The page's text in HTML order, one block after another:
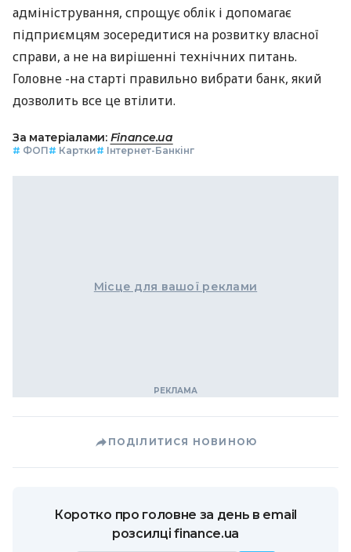
адміністрування, спрощує облік і допомагає
підприємцям зосередитися на розвитку власної
справи, а не на вирішенні технічних питань.
Головне -на старті правильно вибрати банк, який
дозволить все це втілити.
За матеріалами: Finance.ua
# ФОП# Картки# Інтернет-Банкінг
Місце для вашої реклами
ПОДІЛИТИСЯ НОВИНОЮ
Коротко про головне за день в email
розсилці finance.ua